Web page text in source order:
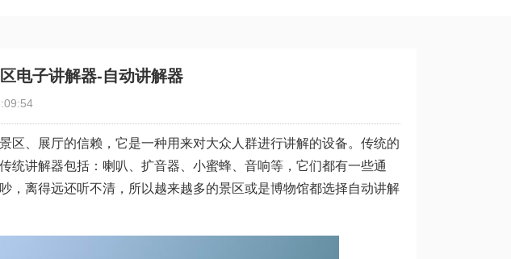
电子讲解器-自动讲解器
区、展厅的信赖，它是一种用来对大众人群进行讲解的设备。传统的
统讲解器包括：喇叭、扩音器、小蜜蜂、音响等，它们都有一些通
，离得远还听不清，所以越来越多的景区或是博物馆都选择自动讲解